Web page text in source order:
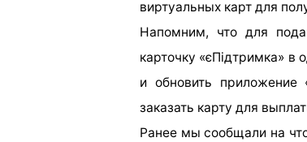
виртуальных карт для
Напомним, что для
карточку «єПідтримка» в
и обновить приложение
заказать карту для
Ранее мы сообщали на